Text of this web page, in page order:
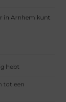
in Arnhem kunt
hebt
tot een